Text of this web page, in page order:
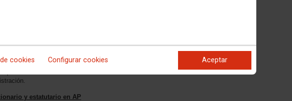
cookies Configurar cookies Aceptar
que consideramos de especial
respuesta por parte de la
en Atención Primaria
la reducción detectada en la
personal de Atención Primaria
y estatutario en AP